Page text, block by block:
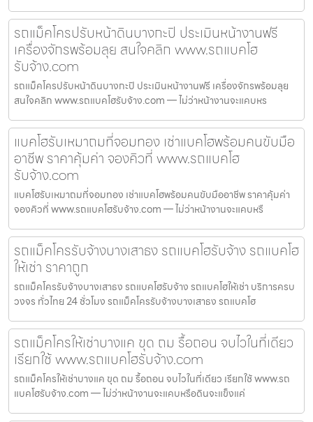
รถแม็คโครปรับหน้าดินบางกะปิ ประเมินหน้างานฟรี
เครื่องจักรพร้อมลุย สนใจคลิก www.รถแบคโฮ
รับจ้าง.com
รถแม็คโครปรับหน้าดินบางกะปิ ประเมินหน้างานฟรี เครื่องจักรพร้อมลุย
สนใจคลิก www.รถแบคโฮรับจ้าง.com — ไม่ว่าหน้างานจะแคบหร
แบคโฮรับเหมาถมที่จอมทอง เช่าแบคโฮพร้อมคนขับมือ
อาชีพ ราคาคุ้มค่า จองคิวที่ www.รถแบคโฮ
รับจ้าง.com
แบคโฮรับเหมาถมที่จอมทอง เช่าแบคโฮพร้อมคนขับมืออาชีพ ราคาคุ้มค่า
จองคิวที่ www.รถแบคโฮรับจ้าง.com — ไม่ว่าหน้างานจะแคบหรื
รถแม็คโครรับจ้างบางเสาธง รถแบคโฮรับจ้าง รถแบคโฮ
ให้เช่า ราคาถูก
รถแม็คโครรับจ้างบางเสาธง รถแบคโฮรับจ้าง รถแบคโฮให้เช่า บริการครบ
วงจร ทั่วไทย 24 ชั่วโมง รถแม็คโครรับจ้างบางเสาธง รถแบคโฮ
รถแม็คโครให้เช่าบางแค ขุด ถม รื้อถอน จบไวในที่เดียว
เรียกใช้ www.รถแบคโฮรับจ้าง.com
รถแม็คโครให้เช่าบางแค ขุด ถม รื้อถอน จบไวในที่เดียว เรียกใช้ www.รถ
แบคโฮรับจ้าง.com — ไม่ว่าหน้างานจะแคบหรือดินจะแข็งแค่